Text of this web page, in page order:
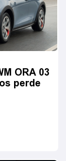
ORA 03
perde